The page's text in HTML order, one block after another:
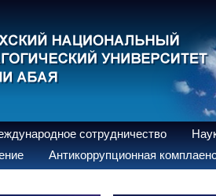
сотрудничество
Антикоррупционная